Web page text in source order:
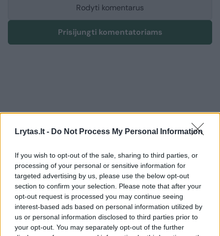
Lrytas.lt - Do Not Process My Personal Information
If you wish to opt-out of the sale, sharing to third parties, or
processing of your personal or sensitive information for
targeted advertising by us, please use the below opt-out
section to confirm your selection. Please note that after your
opt-out request is processed you may continue seeing
interest-based ads based on personal information utilized by
us or personal information disclosed to third parties prior to
your opt-out. You may separately opt-out of the further
Rodyti komentarus
Prisijungti komentatoriams
Žmonės Veidai ir vardai
Po skaudžių išgyvenimų dėl